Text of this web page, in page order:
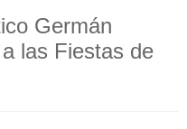
Germán
las Fiestas de